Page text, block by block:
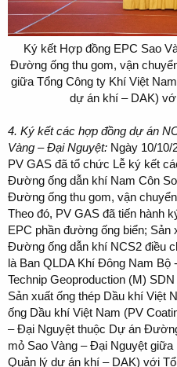
Ký kết Hợp đồng EPC Sao
Đường ống thu gom, vận
giữa Tổng Công ty Khí Việt
dự án khí – DAK)
4. Ký kết các hợp đồng dự án
Vàng – Đại Nguyệt: Ngày 10/10/
PV GAS đã tổ chức Lễ ký kết
Đường ống dẫn khí Nam Côn
Đường ống thu gom, vận
Theo đó, PV GAS đã tiến hành
EPC phần đường ống biển; Sản
Đường ống dẫn khí NCS2 điều
là Ban QLDA Khí Đông Nam
Technip Geoproduction (M)
Sản xuất ống thép Dầu khí Việt
ống Dầu khí Việt Nam (PV
– Đại Nguyệt thuộc Dự án
mỏ Sao Vàng – Đại Nguyệt
Quản lý dự án khí – DAK) với